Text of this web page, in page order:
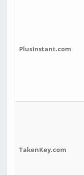
PlusInstant.com
TakenKey.com